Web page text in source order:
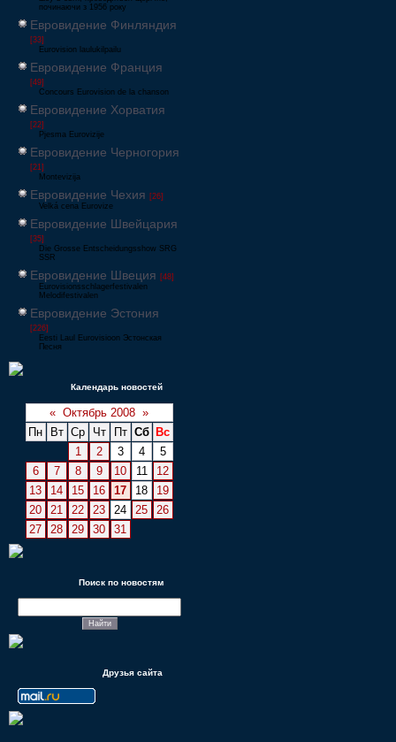
починаючи з 1956 року
Евровидение Финляндия
[33]
Eurovision laulukilpailu
Евровидение Франция
[49]
Concours Eurovision de la chanson
Евровидение Хорватия
[22]
Pjesma Eurovizije
Евровидение Черногория
[21]
Montevizija
Евровидение Чехия [26]
Velká cena Eurovize
Евровидение Швейцария
[35]
Die Grosse Entscheidungsshow SRG
SSR
Евровидение Швеция [48]
Eurovisionsschlagerfestivalen
Melodifestivalen
Евровидение Эстония
[226]
Eesti Laul Eurovisioon Эстонская
Песня
Календарь новостей
« Октябрь 2008 »
Пн
Вт Ср Чт Пт Сб
Вс
1
2 3 4
5
6
7 8 9 10 11
12
13
14 15 16 17 18
19
20
21 22 23 24 25
26
27
28 29 30 31
Поиск по новостям
Друзья сайта